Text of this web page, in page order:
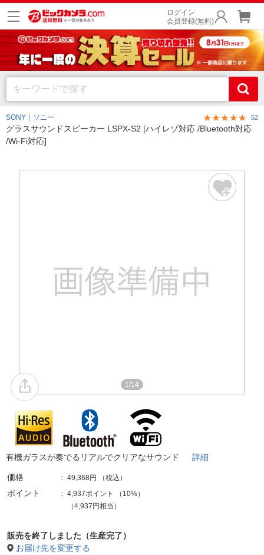
ログイン
会員登録(無料)
SONY｜ソニー 52
グラスサウンドスピーカー LSPX-S2 [ハイレゾ対応 /Bluetooth対応
/Wi-Fi対応]
1/14
有機ガラスが奏でるリアルでクリアなサウンド 詳細
価格 49,368円 （税込）
ポイント 4,937ポイント （ 10%）
（4,937円相当）
販売を終了しました（生産完了）
お届け先を変更する